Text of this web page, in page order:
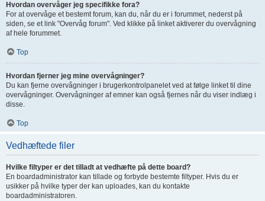
Hvordan overvåger jeg specifikke fora?
For at overvåge et bestemt forum, kan du, når du er i forummet, nederst på
siden, se et link "Overvåg forum". Ved klikke på linket aktiverer du overvågning
af hele forummet.
Top
Hvordan fjerner jeg mine overvågninger?
Du kan fjerne overvågninger i brugerkontrolpanelet ved at følge linket til dine
overvågninger. Overvågninger af emner kan også fjernes når du viser indlæg i
disse.
Top
Vedhæftede filer
Hvilke filtyper er det tilladt at vedhæfte på dette board?
En boardadministrator kan tillade og forbyde bestemte filtyper. Hvis du er
usikker på hvilke typer der kan uploades, kan du kontakte
boardadministratoren.